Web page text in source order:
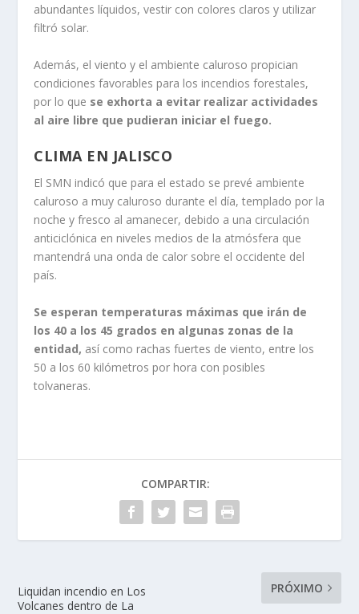
abundantes líquidos, vestir con colores claros y utilizar
filtró solar.
Además, el viento y el ambiente caluroso propician
condiciones favorables para los incendios forestales,
por lo que se exhorta a evitar realizar actividades
al aire libre que pudieran iniciar el fuego.
CLIMA EN JALISCO
El SMN indicó que para el estado se prevé ambiente
caluroso a muy caluroso durante el día, templado por la
noche y fresco al amanecer, debido a una circulación
anticiclónica en niveles medios de la atmósfera que
mantendrá una onda de calor sobre el occidente del
país.
Se esperan temperaturas máximas que irán de
los 40 a los 45 grados en algunas zonas de la
entidad, así como rachas fuertes de viento, entre los
50 a los 60 kilómetros por hora con posibles
tolvaneras.
COMPARTIR:
Liquidan incendio en Los
Volcanes dentro de La
PRÓXIMO